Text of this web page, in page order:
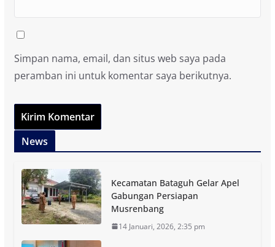
Simpan nama, email, dan situs web saya pada
peramban ini untuk komentar saya berikutnya.
News
Kecamatan Bataguh Gelar Apel
Gabungan Persiapan
Musrenbang
14 Januari, 2026, 2:35 pm